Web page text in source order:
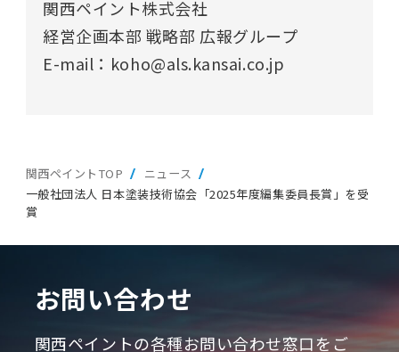
関西ペイント株式会社
経営企画本部 戦略部 広報グループ
E-mail：koho@als.kansai.co.jp
関西ペイントTOP
ニュース
一般社団法人 日本塗装技術協会「2025年度編集委員長賞」を受
賞
お問い合わせ
関西ペイントの各種お問い合わせ窓口をご